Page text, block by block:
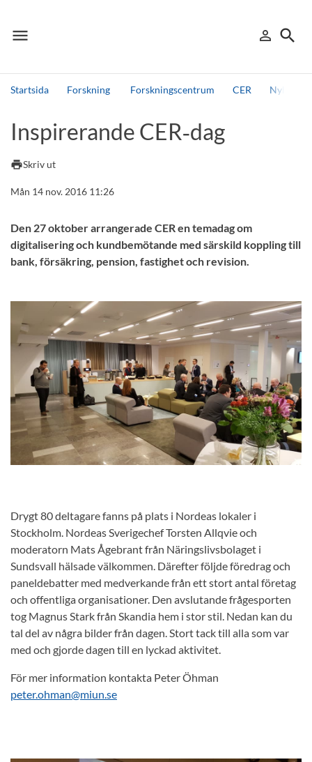
menu
Meny person_outline
Logga in
search
Sök
Startsida Forskning Forskningscentrum CER Nyheter
Andra söktjänster
Detta är vår testmiljö - endast testdata
Inspirerande CER‑dag
printSkriv ut
Mån 14 nov. 2016 11:26
Den 27 oktober arrangerade CER en temadag om
digitalisering och kundbemötande med särskild koppling till
bank, försäkring, pension, fastighet och revision.
Drygt 80 deltagare fanns på plats i Nordeas lokaler i
Stockholm. Nordeas Sverigechef Torsten Allqvie och
moderatorn Mats Ågebrant från Näringslivsbolaget i
Sundsvall hälsade välkommen. Därefter följde föredrag och
paneldebatter med medverkande från ett stort antal företag
och offentliga organisationer. Den avslutande frågesporten
tog Magnus Stark från Skandia hem i stor stil. Nedan kan du
tal del av några bilder från dagen. Stort tack till alla som var
med och gjorde dagen till en lyckad aktivitet.
För mer information kontakta Peter Öhman
peter.ohman@miun.se